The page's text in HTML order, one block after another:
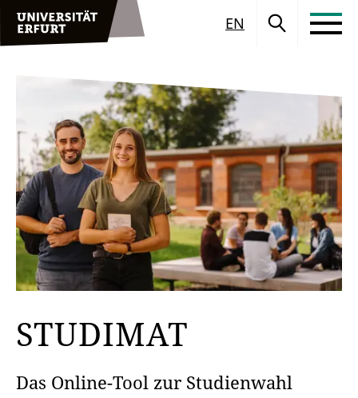
EN
STUDIMAT
Das Online-Tool zur Studienwahl